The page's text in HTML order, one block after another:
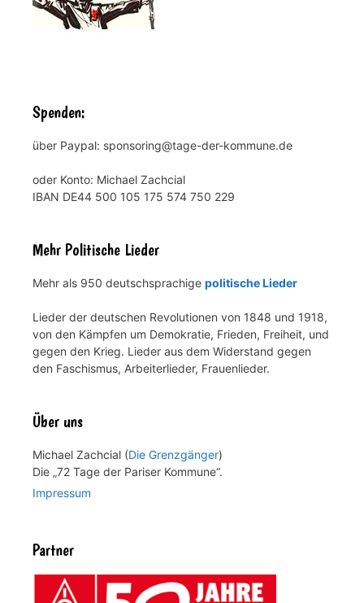
Spenden:
über Paypal: sponsoring@tage-der-kommune.de
oder Konto: Michael Zachcial
IBAN DE44 500 105 175 574 750 229
Mehr Politische Lieder
Mehr als 950 deutschsprachige politische Lieder
Lieder der deutschen Revolutionen von 1848 und 1918,
von den Kämpfen um Demokratie, Frieden, Freiheit, und
gegen den Krieg. Lieder aus dem Widerstand gegen
den Faschismus, Arbeiterlieder, Frauenlieder.
Über uns
Michael Zachcial (Die Grenzgänger)
Die „72 Tage der Pariser Kommune“.
Impressum
Partner